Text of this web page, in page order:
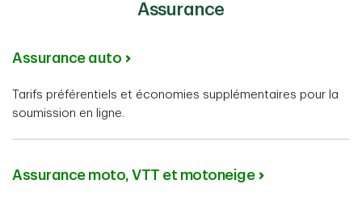
Assurance
Assurance auto
Tarifs préférentiels et économies supplémentaires pour la
soumission en ligne.
Assurance moto, VTT et motoneige